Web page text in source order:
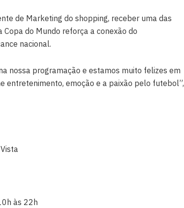
de Marketing do shopping, receber uma das
do Mundo reforça a conexão do
nacional.
nossa programação e estamos muito felizes em
entretenimento, emoção e a paixão pelo futebol”,
às 22h